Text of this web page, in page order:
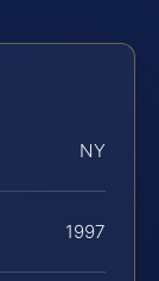
NY
1997